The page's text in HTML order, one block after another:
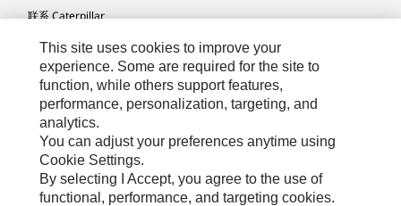
联系 Caterpillar
我的营销首选项
站点地图
Cookie Settings
法律
隐私
This site uses cookies to improve your
experience. Some are required for the site to
function, while others support features,
performance, personalization, targeting, and
analytics.
You can adjust your preferences anytime using
Cookie Settings.
By selecting I Accept, you agree to the use of
functional, performance, and targeting cookies.